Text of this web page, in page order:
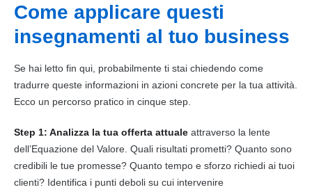
Come applicare questi
insegnamenti al tuo business
Se hai letto fin qui, probabilmente ti stai chiedendo come
tradurre queste informazioni in azioni concrete per la tua attività.
Ecco un percorso pratico in cinque step.
Step 1: Analizza la tua offerta attuale attraverso la lente
dell’Equazione del Valore. Quali risultati prometti? Quanto sono
credibili le tue promesse? Quanto tempo e sforzo richiedi ai tuoi
clienti? Identifica i punti deboli su cui intervenire